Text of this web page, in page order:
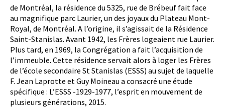
de Montréal, la résidence du 5325, rue de Brébeuf fait face
au magnifique parc Laurier, un des joyaux du Plateau Mont-
Royal, de Montréal. A l’origine, il s’agissait de la Résidence
Saint-Stanislas. Avant 1942, les Frères logeaient rue Laurier.
Plus tard, en 1969, la Congrégation a fait l’acquisition de
l’immeuble. Cette résidence servait alors à loger les Frères
de l’école secondaire St Stanislas (ESSS) au sujet de laquelle
F. Jean Laprotte et Guy Moineau a consacré une étude
spécifique : L’ESSS -1929-1977, l’esprit en mouvement de
plusieurs générations, 2015.